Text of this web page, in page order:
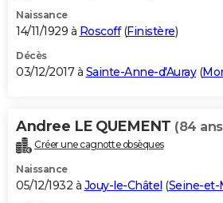
Naissance
14/11/1929 à Roscoff(Finistère)
Décès
03/12/2017 à Sainte-Anne-d'Auray(
Andree LE QUEMENT (84
Créer une cagnotte obsèques
Naissance
05/12/1932 à Jouy-le-Châtel (Seine-et-